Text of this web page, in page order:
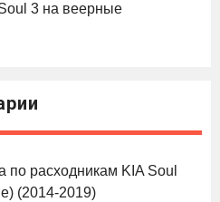
3 на веерные
по расходникам KIA Soul
(2014-2019)